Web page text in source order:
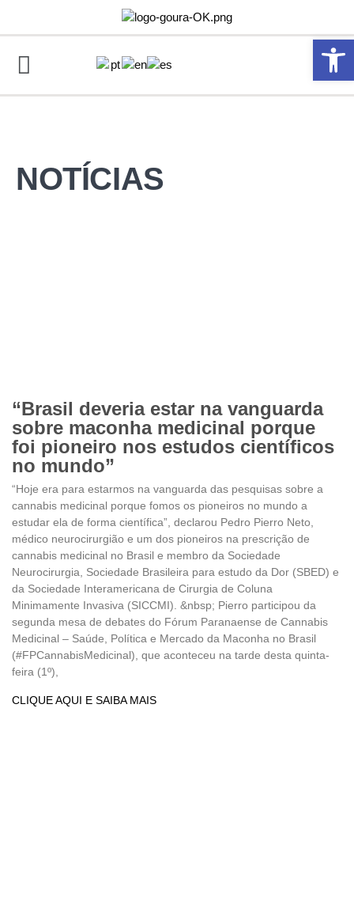
Abrir
NOTÍCIAS
“Brasil deveria estar na vanguarda
sobre maconha medicinal porque
foi pioneiro nos estudos científicos
no mundo”
“Hoje era para estarmos na vanguarda das pesquisas sobre a
cannabis medicinal porque fomos os pioneiros no mundo a
estudar ela de forma científica”, declarou Pedro Pierro Neto,
médico neurocirurgião e um dos pioneiros na prescrição de
cannabis medicinal no Brasil e membro da Sociedade
Neurocirurgia, Sociedade Brasileira para estudo da Dor (SBED) e
da Sociedade Interamericana de Cirurgia de Coluna
Minimamente Invasiva (SICCMI). &nbsp; Pierro participou da
segunda mesa de debates do Fórum Paranaense de Cannabis
Medicinal – Saúde, Política e Mercado da Maconha no Brasil
(#FPCannabisMedicinal), que aconteceu na tarde desta quinta-
feira (1º),
CLIQUE AQUI E SAIBA MAIS